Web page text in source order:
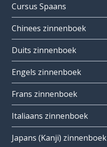
Cursus Spaans
Chinees zinnenboek
Duits zinnenboek
Engels zinnenboek
Frans zinnenboek
Italiaans zinnenboek
Japans (Kanji) zinnenboek